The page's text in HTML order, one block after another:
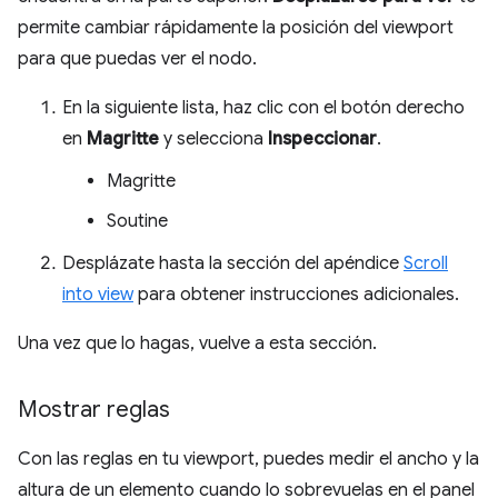
permite cambiar rápidamente la posición del viewport
para que puedas ver el nodo.
En la siguiente lista, haz clic con el botón derecho
en Magritte y selecciona Inspeccionar.
Magritte
Soutine
Desplázate hasta la sección del apéndice Scroll
into viewpara obtener instrucciones adicionales.
Una vez que lo hagas, vuelve a esta sección.
Mostrar reglas
Con las reglas en tu viewport, puedes medir el ancho y la
altura de un elemento cuando lo sobrevuelas en el panel